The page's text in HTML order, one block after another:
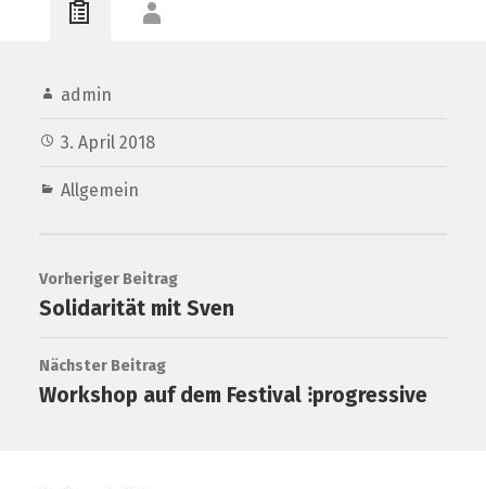
admin
3. April 2018
Allgemein
Vorheriger Beitrag
Solidarität mit Sven
Nächster Beitrag
Workshop auf dem Festival ⁝progressive